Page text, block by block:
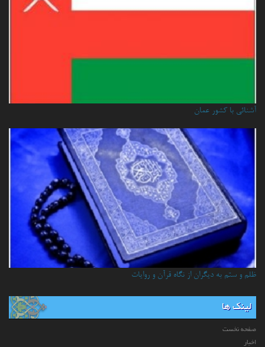
آشنائي با كشور عمان
ظلم و ستم به دیگران از نگاه قرآن و روایات
لینک ها
صفحه نخست
اخبار